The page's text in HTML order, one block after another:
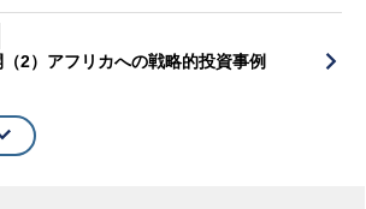
2）アフリカへの戦略的投資事例